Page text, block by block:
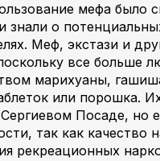
мефа
знали о
Меф, экстази и
все
марихуаны,
или порошка.
Посаде,
так как качество
рекреационных